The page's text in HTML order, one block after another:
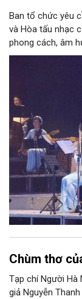
Ban tổ chức yêu
và Hòa tấu nhạc
phong cách, âm
phối khí mới trên
Nam, đồng thời
Chùm thơ
Tạp chí Người
giả Nguyễn Thanh